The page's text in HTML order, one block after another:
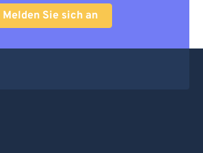
Melden Sie sich an